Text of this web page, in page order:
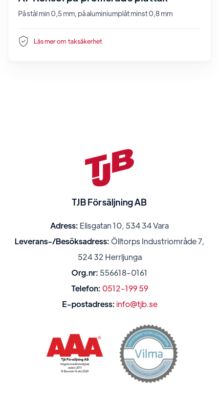
På stål min 0,5 mm, på aluminiumplåt minst 0,8 mm
Läs mer om taksäkerhet
TJB Försäljning AB
Adress: Elisgatan 10, 534 34 Vara
Leverans-/Besöksadress: Ölltorps Industriområde 7,
524 32 Herrljunga
Org.nr: 556618-0161
Telefon: 0512-199 59
E-postadress: info@tjb.se